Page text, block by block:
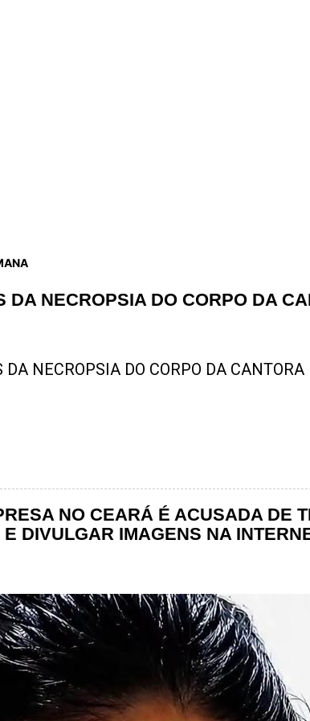
DA NECROPSIA DO CORPO DA
NO CEARÁ É ACUSADA DE
E DIVULGAR IMAGENS NA